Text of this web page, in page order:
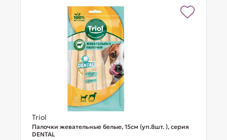
Triol
Палочки жевательные белые, 15см (уп.8шт. ), серия
DENTAL